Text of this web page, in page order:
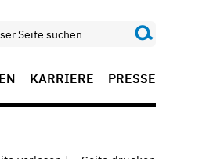
KARRIERE PRESSE